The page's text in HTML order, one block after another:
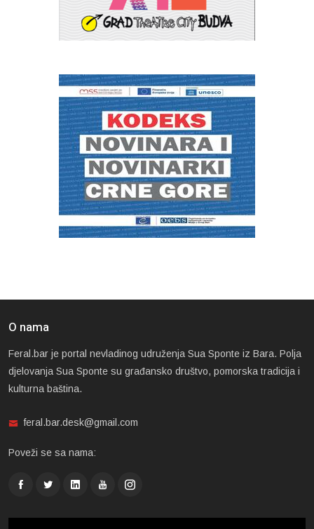
O nama
Feral.bar je portal nevladinog udruženja Sua Sponte iz Bara. Polja
djelovanja Sua Sponte su građansko društvo, pomorska tradicija i
kulturna baština.
feral.bar.desk@gmail.com
Poveži se sa nama: